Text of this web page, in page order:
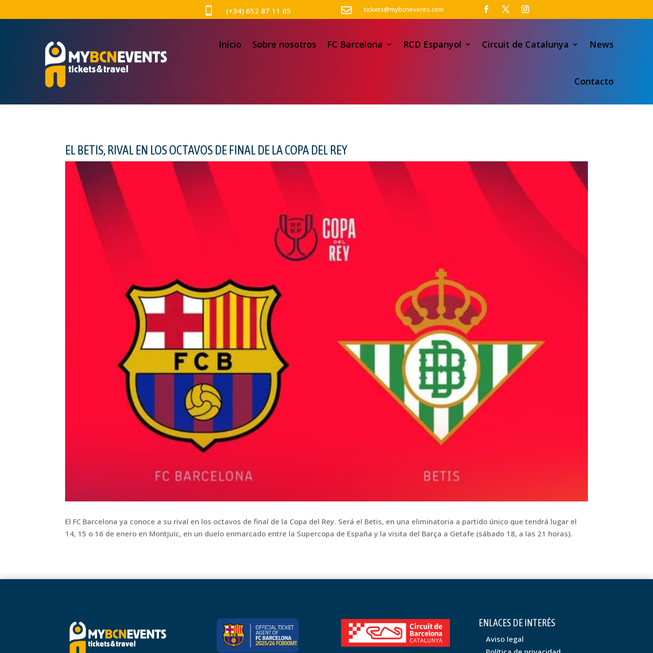
 (+34) 652 87 11 05  tickets@mybcnevents.com
Inicio Sobre nosotros FC Barcelona RCD Espanyol Circuit de Catalunya News
Contacto
EL BETIS, RIVAL EN LOS OCTAVOS DE FINAL DE LA COPA DEL REY
El FC Barcelona ya conoce a su rival en los octavos de final de la Copa del Rey. Será el Betis, en una eliminatoria a partido único que tendrá lugar el
14, 15 o 16 de enero en Montjuïc, en un duelo enmarcado entre la Supercopa de España y la visita del Barça a Getafe (sábado 18, a las 21 horas).
ENLACES DE INTERÉS
Aviso legal